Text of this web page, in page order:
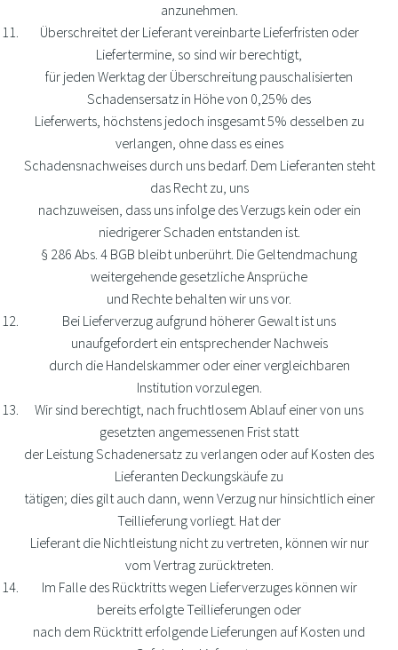
anzunehmen.
Überschreitet der Lieferant vereinbarte Lieferfristen oder
Liefertermine, so sind wir berechtigt,
für jeden Werktag der Überschreitung pauschalisierten
Schadensersatz in Höhe von 0,25% des
Lieferwerts, höchstens jedoch insgesamt 5% desselben zu
verlangen, ohne dass es eines
Schadensnachweises durch uns bedarf. Dem Lieferanten steht
das Recht zu, uns
nachzuweisen, dass uns infolge des Verzugs kein oder ein
niedrigerer Schaden entstanden ist.
§ 286 Abs. 4 BGB bleibt unberührt. Die Geltendmachung
weitergehende gesetzliche Ansprüche
und Rechte behalten wir uns vor.
Bei Lieferverzug aufgrund höherer Gewalt ist uns
unaufgefordert ein entsprechender Nachweis
durch die Handelskammer oder einer vergleichbaren
Institution vorzulegen.
Wir sind berechtigt, nach fruchtlosem Ablauf einer von uns
gesetzten angemessenen Frist statt
der Leistung Schadenersatz zu verlangen oder auf Kosten des
Lieferanten Deckungskäufe zu
tätigen; dies gilt auch dann, wenn Verzug nur hinsichtlich einer
Teillieferung vorliegt. Hat der
Lieferant die Nichtleistung nicht zu vertreten, können wir nur
vom Vertrag zurücktreten.
Im Falle des Rücktritts wegen Lieferverzuges können wir
bereits erfolgte Teillieferungen oder
nach dem Rücktritt erfolgende Lieferungen auf Kosten und